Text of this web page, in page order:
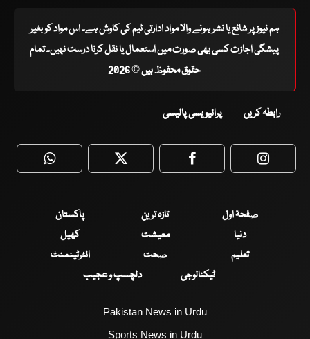
ہم نیوز پر شائع یا نشر ہونے والا مواد ادارتی ٹیم کی کاوش ہے۔ اس مواد کو بغیر
پیشگی اجازت کسی بھی صورت میں استعمال یا نقل کرنا درست نہیں۔ تمام
حقوق محفوظ ہیں © 2026
رابطہ کریں پرائیویسی پالیسی
WhatsApp Twitter Facebook
صفحۂ اول تازہ ترین
پاکستان
دنیا
معیشت
کھیل
تعلیم
صحت
انٹرٹینمنٹ
ٹیکنالوجی
دلچسپ و عجیب
Pakistan News in Urdu
Sports News in Urdu